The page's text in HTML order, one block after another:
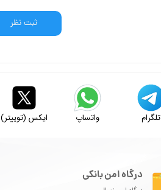
ثبت نظر
تلگرام واتساپ ایکس (توییتر)
درگاه امن بانکی